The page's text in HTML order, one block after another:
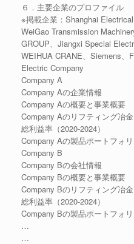
６．主要企業のプロファイル
※掲載企業：Shanghai
WeiGao Transmission
GROUP、Jiangxi Special
WEIHUA CRANE、Siemens、
Electric Company
Company A
Company Aの企業情報
Company Aの概要と事業概要
Company Aのリフティング冶
総利益率（2020-2024）
Company Aの製品ポートフォ
Company B
Company Bの会社情報
Company Bの概要と事業概要
Company Bのリフティング冶
総利益率（2020-2024）
Company Bの製品ポートフォ
…
…